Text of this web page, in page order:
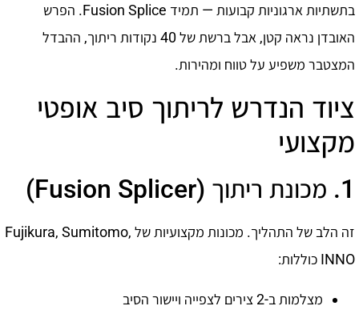
בתשתיות ארגוניות קבועות — תמיד Fusion Splice. הפרש
האובדן נראה קטן, אבל ברשת של 40 נקודות ריתוך, ההבדל
המצטבר משפיע על טווח ומהירות.
ציוד הנדרש לריתוך סיב אופטי
מקצועי
1. מכונת ריתוך (Fusion Splicer)
זה הלב של התהליך. מכונות מקצועיות של Fujikura, Sumitomo,
INNO כוללות:
מצלמות ב-2 צירים לצפייה ויישור הסיב